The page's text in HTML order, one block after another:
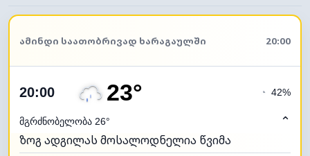
ᲐᲛᲘᲜᲓᲘ ᲡᲐᲐᲗᲝᲑᲠᲘᲕᲐᲓ ᲮᲐᲠᲐᲒᲐᲣᲚᲨᲘ 20:00
20:00 23°
მგრძნობელობა 26°
◔ 42%
⌃
ზოგ ადგილას მოსალოდნელია წვიმა